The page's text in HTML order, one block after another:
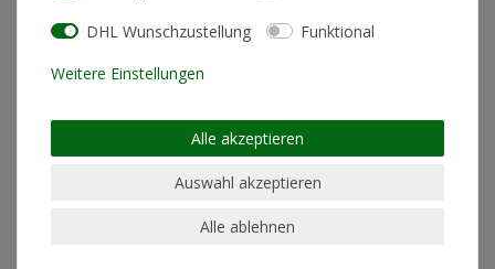
Schnitt
Maschinenwäsche linksrum
nein
nein
DHL Wunschzustellung Funktional
Weitere Einstellungen
Alle akzeptieren
Auswahl akzeptieren
Alle ablehnen